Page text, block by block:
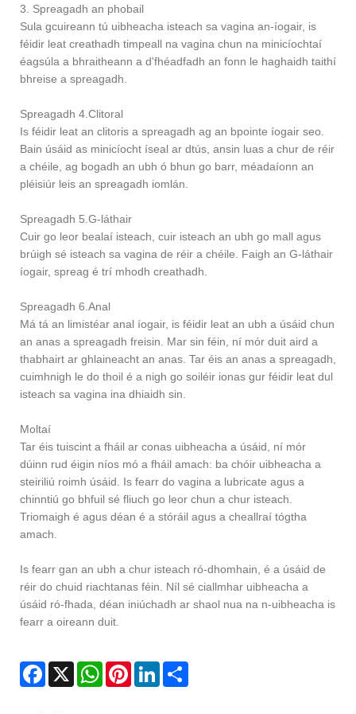
3. Spreagadh an phobail
Sula gcuireann tú uibheacha isteach sa vagina an-íogair, is
féidir leat creathadh timpeall na vagina chun na minicíochtaí
éagsúla a bhraitheann a d'fhéadfadh an fonn le haghaidh taithí
bhreise a spreagadh.
Spreagadh 4.Clitoral
Is féidir leat an clitoris a spreagadh ag an bpointe íogair seo.
Bain úsáid as minicíocht íseal ar dtús, ansin luas a chur de réir
a chéile, ag bogadh an ubh ó bhun go barr, méadaíonn an
pléisiúr leis an spreagadh iomlán.
Spreagadh 5.G-láthair
Cuir go leor bealaí isteach, cuir isteach an ubh go mall agus
brúigh sé isteach sa vagina de réir a chéile. Faigh an G-láthair
íogair, spreag é trí mhodh creathadh.
Spreagadh 6.Anal
Má tá an limistéar anal íogair, is féidir leat an ubh a úsáid chun
an anas a spreagadh freisin. Mar sin féin, ní mór duit aird a
thabhairt ar ghlaineacht an anas. Tar éis an anas a spreagadh,
cuimhnigh le do thoil é a nigh go soiléir ionas gur féidir leat dul
isteach sa vagina ina dhiaidh sin.
Moltaí
Tar éis tuiscint a fháil ar conas uibheacha a úsáid, ní mór
dúinn rud éigin níos mó a fháil amach: ba chóir uibheacha a
steiriliú roimh úsáid. Is fearr do vagina a lubricate agus a
chinntiú go bhfuil sé fliuch go leor chun a chur isteach.
Triomaigh é agus déan é a stóráil agus a cheallraí tógtha
amach.
Is fearr gan an ubh a chur isteach ró-dhomhain, é a úsáid de
réir do chuid riachtanas féin. Níl sé ciallmhar uibheacha a
úsáid ró-fhada, déan iniúchadh ar shaol nua na n-uibheacha is
fearr a oireann duit.
Facebook
X WhatsAppPinterestLinkedIn